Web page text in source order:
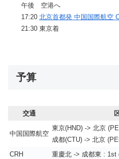
午後 空港へ
17:20 北京首都発 中国国際航空
21:30 東京着
予算
交通
中国国際航空
東京(HND) -> 北京
成都(CTU) -> 北京
CRH 重慶北 -> 成都東 : 1st